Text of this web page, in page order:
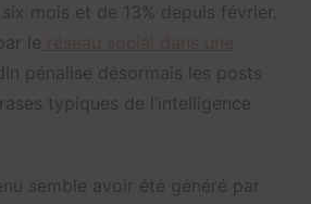
mois et de 13% depuis février.
le
pénalise désormais les posts
typiques de l’intelligence
semble avoir été généré par